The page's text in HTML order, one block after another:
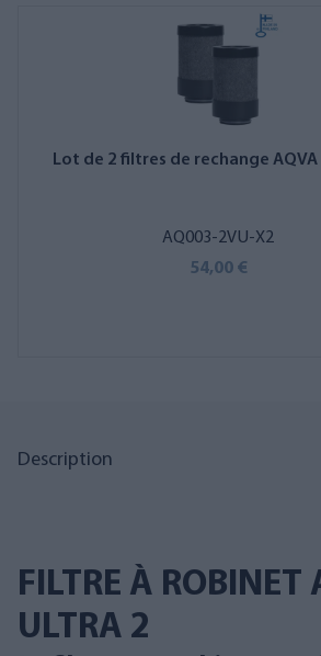
Lot de 2 filtres de rechange AQVA
AQ003-2VU-X2
54,00 €
Description
FILTRE À ROBINET
ULTRA 2